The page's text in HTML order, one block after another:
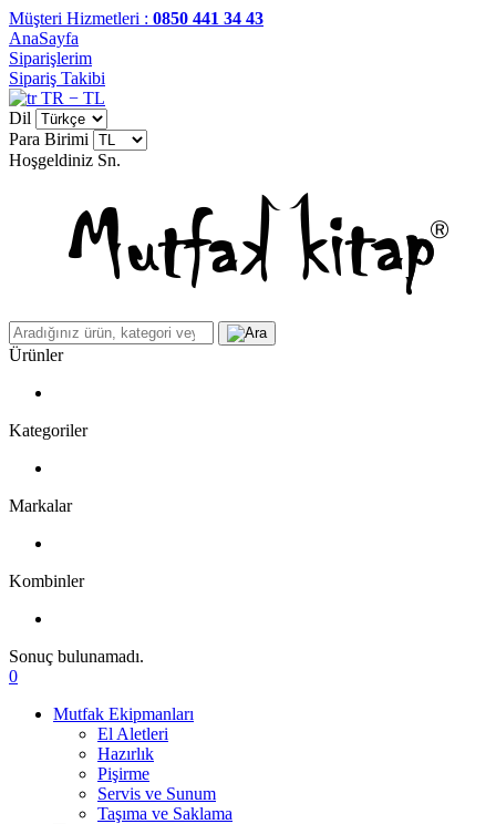
Müşteri Hizmetleri : 0850 441 34 43
AnaSayfa
Siparişlerim
Sipariş Takibi
TR − TL
Dil
Para Birimi
Hoşgeldiniz Sn.
Ürünler
Kategoriler
Markalar
Kombinler
Sonuç bulunamadı.
0
Mutfak Ekipmanları
El Aletleri
Hazırlık
Pişirme
Servis ve Sunum
Taşıma ve Saklama